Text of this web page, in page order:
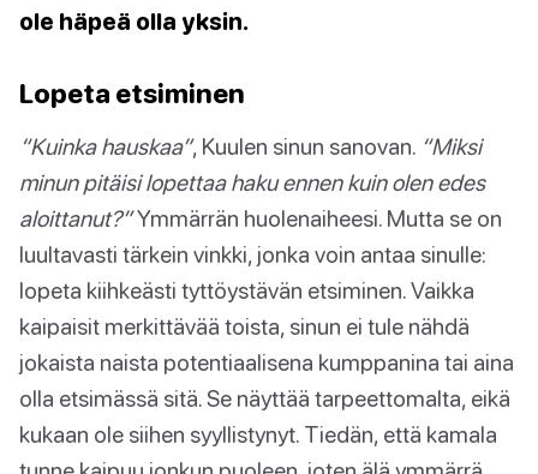
ole häpeä olla yksin.
Lopeta etsiminen
“Kuinka hauskaa”, Kuulen sinun sanovan. “Miksi
minun pitäisi lopettaa haku ennen kuin olen edes
aloittanut?”Ymmärrän huolenaiheesi. Mutta se on
luultavasti tärkein vinkki, jonka voin antaa sinulle:
lopeta kiihkeästi tyttöystävän etsiminen. Vaikka
kaipaisit merkittävää toista, sinun ei tule nähdä
jokaista naista potentiaalisena kumppanina tai aina
olla etsimässä sitä. Se näyttää tarpeettomalta, eikä
kukaan ole siihen syyllistynyt. Tiedän, että kamala